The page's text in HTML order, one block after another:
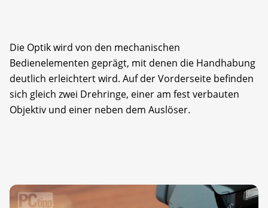
Die Optik wird von den mechanischen
Bedienelementen geprägt, mit denen die Handhabung
deutlich erleichtert wird. Auf der Vorderseite befinden
sich gleich zwei Drehringe, einer am fest verbauten
Objektiv und einer neben dem Auslöser.